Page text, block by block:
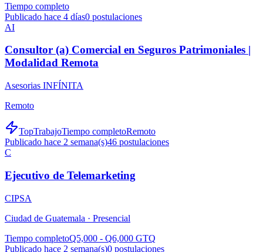
Tiempo completo
Publicado hace 4 días0 postulaciones
AI
Consultor (a) Comercial en Seguros Patrimoniales |
Modalidad Remota
Asesorias INFÍNITA
Remoto
TopTrabajoTiempo completoRemoto
Publicado hace 2 semana(s)46 postulaciones
C
Ejecutivo de Telemarketing
CIPSA
Ciudad de Guatemala · Presencial
Tiempo completoQ5,000 - Q6,000 GTQ
Publicado hace 2 semana(s)0 postulaciones